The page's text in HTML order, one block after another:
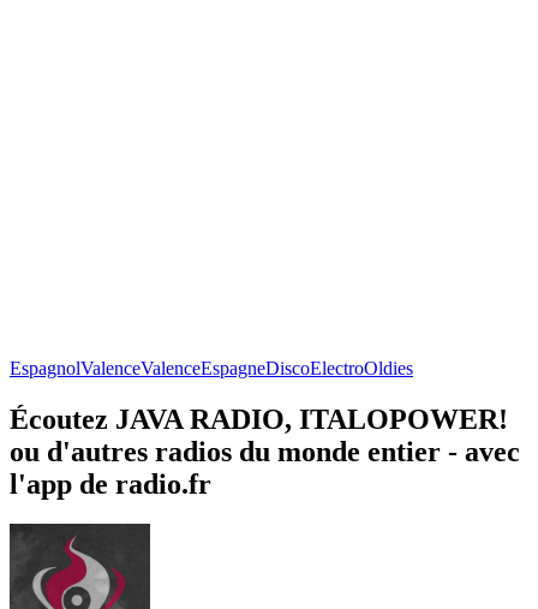
EspagnolValenceValenceEspagneDiscoElectroOldies
Écoutez JAVA RADIO, ITALOPOWER!
ou d'autres radios du monde entier - avec
l'app de radio.fr